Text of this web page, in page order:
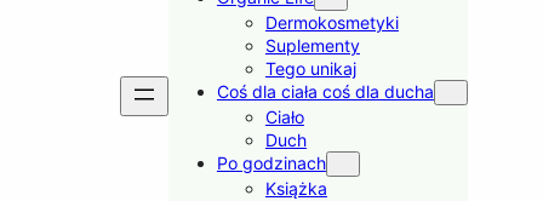
Dermokosmetyki
Suplementy
Tego unikaj
Coś dla ciała coś dla ducha
Ciało
Duch
Po godzinach
Książka